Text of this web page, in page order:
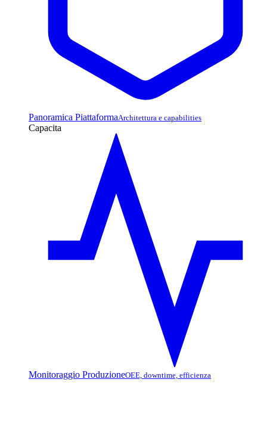
Panoramica PiattaformaArchitettura e capabilities
Capacita
Monitoraggio ProduzioneOEE, downtime, efficienza